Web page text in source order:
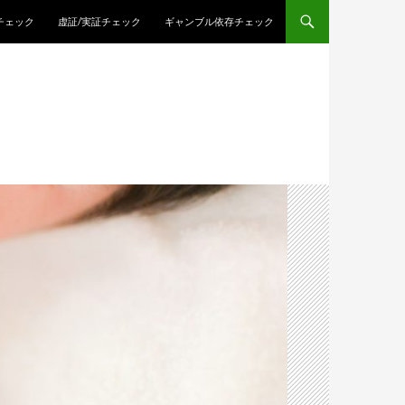
ェック 虚証/実証チェック ギャンブル依存チェック